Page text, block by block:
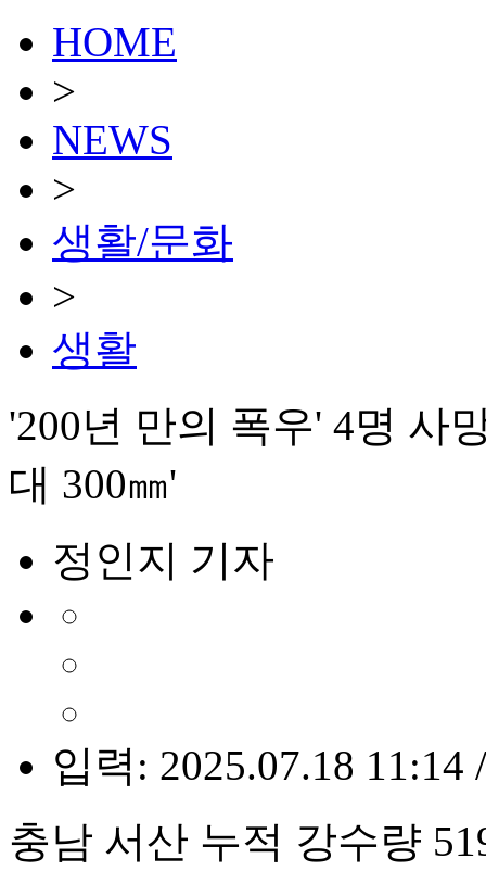
HOME
>
NEWS
>
생활/문화
>
생활
'200년 만의 폭우' 4명 사
대 300㎜'
정인지 기자
입력: 2025.07.18 11:14
충남 서산 누적 강수량